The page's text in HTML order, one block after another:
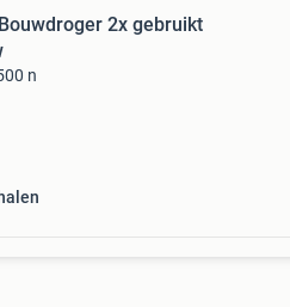
2x gebruikt
n